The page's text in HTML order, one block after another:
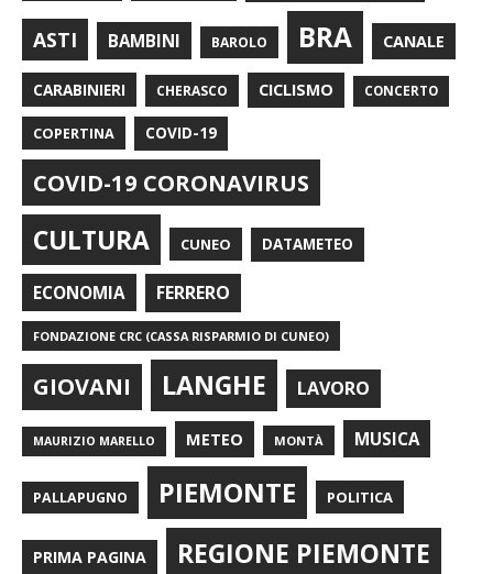
ASTI BAMBINI BAROLO BRA CANALE
CARABINIERI CHERASCO CICLISMO CONCERTO
COPERTINA COVID-19
COVID-19 CORONAVIRUS
CULTURA CUNEO DATAMETEO
ECONOMIA FERRERO
FONDAZIONE CRC (CASSA RISPARMIO DI CUNEO)
GIOVANI LANGHE LAVORO
MAURIZIO MARELLO METEO MONTÀ MUSICA
PALLAPUGNO PIEMONTE POLITICA
PRIMA PAGINA REGIONE PIEMONTE